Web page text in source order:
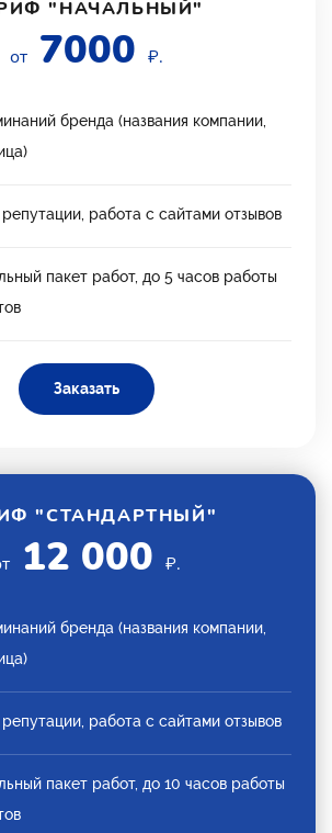
"НАЧАЛЬНЫЙ"
от 7000 ₽.
бренда (названия компании,
работа с сайтами отзывов
пакет работ, до 5 часов работы
Заказать
"СТАНДАРТНЫЙ"
12 000 ₽.
бренда (названия компании,
работа с сайтами отзывов
пакет работ, до 10 часов работы